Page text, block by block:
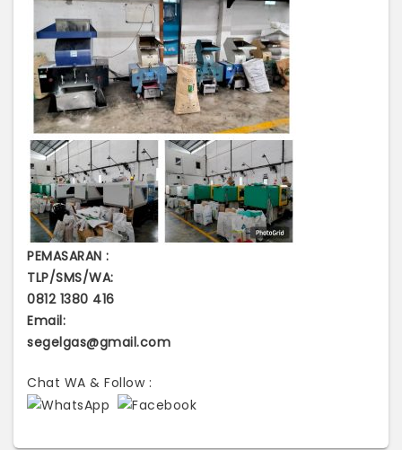
PEMASARAN :
TLP/SMS/WA:
0812 1380 416
Email:
segelgas@gmail.com
Chat WA & Follow :